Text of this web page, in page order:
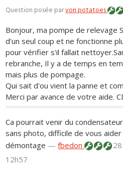
Question posée parvon potatoes
Bonjour, ma pompe de relevage
d'un seul coup et ne fonctionne
pour vérifier s'il fallait
rebranche, Il y a de temps en
mais plus de pompage.
Qui sait d'ou vient la panne et
Merci par avance de votre aide.
Ca pourrait venir du
sans photo, difficile de vous
démontage —fbedon
12h57